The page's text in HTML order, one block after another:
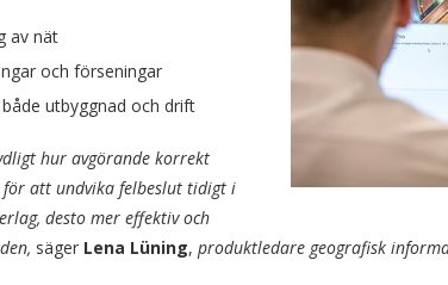
av nät
och förseningar
utbyggnad och drift
hur avgörande korrekt
att undvika felbeslut tidigt i
desto mer effektiv och
säger Lena Lüning, produktledare geografisk